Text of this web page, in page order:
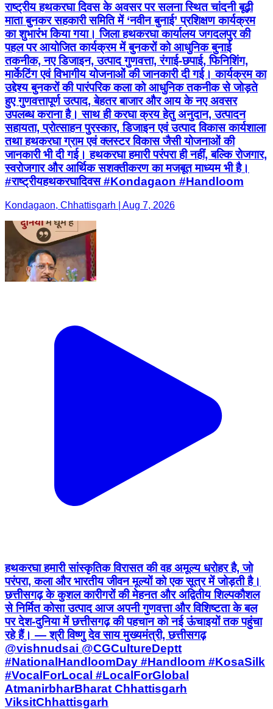
राष्ट्रीय हथकरघा दिवस के अवसर पर सलना स्थित चांदनी बूढ़ी
माता बुनकर सहकारी समिति में ‘नवीन बुनाई’ प्रशिक्षण कार्यक्रम
का शुभारंभ किया गया। जिला हथकरघा कार्यालय जगदलपुर की
पहल पर आयोजित कार्यक्रम में बुनकरों को आधुनिक बुनाई
तकनीक, नए डिजाइन, उत्पाद गुणवत्ता, रंगाई-छपाई, फिनिशिंग,
मार्केटिंग एवं विभागीय योजनाओं की जानकारी दी गई। कार्यक्रम का
उद्देश्य बुनकरों की पारंपरिक कला को आधुनिक तकनीक से जोड़ते
हुए गुणवत्तापूर्ण उत्पाद, बेहतर बाजार और आय के नए अवसर
उपलब्ध कराना है। साथ ही करघा क्रय हेतु अनुदान, उत्पादन
सहायता, प्रोत्साहन पुरस्कार, डिजाइन एवं उत्पाद विकास कार्यशाला
तथा हथकरघा ग्राम एवं क्लस्टर विकास जैसी योजनाओं की
जानकारी भी दी गई। हथकरघा हमारी परंपरा ही नहीं, बल्कि रोजगार,
स्वरोजगार और आर्थिक सशक्तीकरण का मजबूत माध्यम भी है।
#राष्ट्रीयहथकरघादिवस #Kondagaon #Handloom
Kondagaon, Chhattisgarh | Aug 7, 2026
हथकरघा हमारी सांस्कृतिक विरासत की वह अमूल्य धरोहर है, जो
परंपरा, कला और भारतीय जीवन मूल्यों को एक सूत्र में जोड़ती है।
छत्तीसगढ़ के कुशल कारीगरों की मेहनत और अद्वितीय शिल्पकौशल
से निर्मित कोसा उत्पाद आज अपनी गुणवत्ता और विशिष्टता के बल
पर देश-दुनिया में छत्तीसगढ़ की पहचान को नई ऊंचाइयों तक पहुंचा
रहे हैं। — श्री विष्णु देव साय मुख्यमंत्री, छत्तीसगढ़
@vishnudsai @CGCultureDeptt
#NationalHandloomDay #Handloom #KosaSilk
#VocalForLocal #LocalForGlobal
AtmanirbharBharat Chhattisgarh
ViksitChhattisgarh